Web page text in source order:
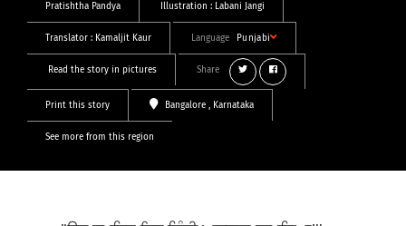
Pratishtha Pandya Illustration : Labani Jangi
Translator : Kamaljit Kaur Language Punjabi
Read the story in pictures Share
Print this story Bangalore , Karnataka
See more from this region